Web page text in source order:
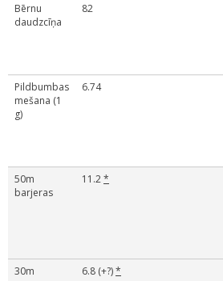
Bērnu
daudzcīņa
82
Pildbumbas
mešana (1
g)
6.74
50m
barjeras
11.2*
30m
6.8 (+?)*